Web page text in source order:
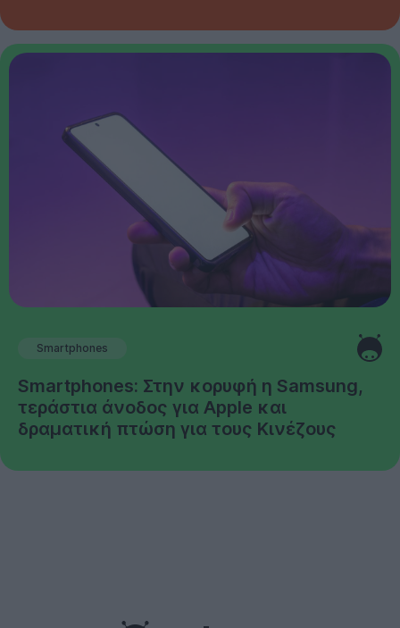
Smartphones
Smartphones: Στην κορυφή η Samsung,
τεράστια άνοδος για Apple και
δραματική πτώση για τους Κινέζους